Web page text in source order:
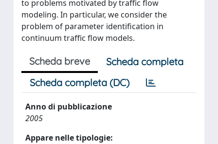
to problems motivated by traffic flow
modeling. In particular, we consider the
problem of parameter identification in
continuum traffic flow models.
Scheda breve
Scheda completa
Scheda completa (DC)
Anno di pubblicazione
2005
Appare nelle tipologie: